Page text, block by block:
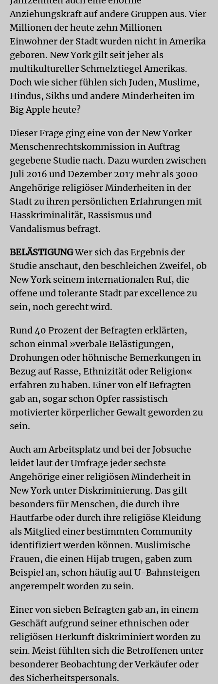
Anziehungskraft auf andere Gruppen aus. Vier
Millionen der heute zehn Millionen
Einwohner der Stadt wurden nicht in Amerika
geboren. New York gilt seit jeher als
multikultureller Schmelztiegel Amerikas.
Doch wie sicher fühlen sich Juden, Muslime,
Hindus, Sikhs und andere Minderheiten im
Big Apple heute?
Dieser Frage ging eine von der New Yorker
Menschenrechtskommission in Auftrag
gegebene Studie nach. Dazu wurden zwischen
Juli 2016 und Dezember 2017 mehr als 3000
Angehörige religiöser Minderheiten in der
Stadt zu ihren persönlichen Erfahrungen mit
Hasskriminalität, Rassismus und
Vandalismus befragt.
BELÄSTIGUNGWer sich das Ergebnis der
Studie anschaut, den beschleichen Zweifel, ob
New York seinem internationalen Ruf, die
offene und tolerante Stadt par excellence zu
sein, noch gerecht wird.
Rund 40 Prozent der Befragten erklärten,
schon einmal »verbale Belästigungen,
Drohungen oder höhnische Bemerkungen in
Bezug auf Rasse, Ethnizität oder Religion«
erfahren zu haben. Einer von elf Befragten
gab an, sogar schon Opfer rassistisch
motivierter körperlicher Gewalt geworden zu
sein.
Auch am Arbeitsplatz und bei der Jobsuche
leidet laut der Umfrage jeder sechste
Angehörige einer religiösen Minderheit in
New York unter Diskriminierung. Das gilt
besonders für Menschen, die durch ihre
Hautfarbe oder durch ihre religiöse Kleidung
als Mitglied einer bestimmten Community
identifiziert werden können. Muslimische
Frauen, die einen Hijab trugen, gaben zum
Beispiel an, schon häufig auf U-Bahnsteigen
angerempelt worden zu sein.
Einer von sieben Befragten gab an, in einem
Geschäft aufgrund seiner ethnischen oder
religiösen Herkunft diskriminiert worden zu
sein. Meist fühlten sich die Betroffenen unter
besonderer Beobachtung der Verkäufer oder
des Sicherheitspersonals.